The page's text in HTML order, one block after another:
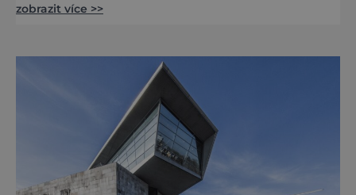
tu prováděl svá slavná astronomická měření
spolupráci s jeho přítelem, slavným Janem
Keplerem. Tímto historickým setkáním je
inspirována i zážitková mobilní detek
zobrazit více >>